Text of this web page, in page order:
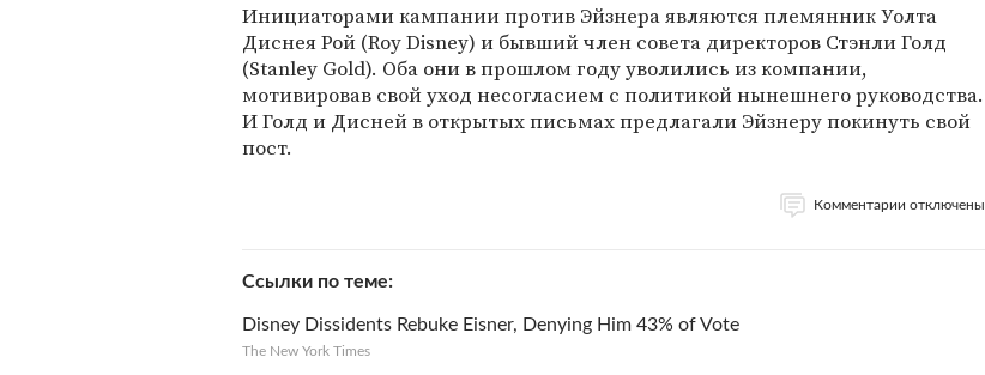
Инициаторами кампании против Эйзнера являются племянник Уолта
Диснея Рой (Roy Disney) и бывший член совета директоров Стэнли Голд
(Stanley Gold). Оба они в прошлом году уволились из компании,
мотивировав свой уход несогласием с политикой нынешнего руководства.
И Голд и Дисней в открытых письмах предлагали Эйзнеру покинуть свой
пост.
Комментарии отключены
Ссылки по теме
Disney Dissidents Rebuke Eisner, Denying Him 43% of Vote
The New York Times